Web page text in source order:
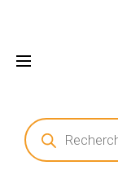
Recherche
de
produits